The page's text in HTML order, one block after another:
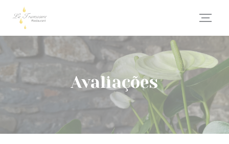
Painel de Gerenciamento de Cookies
Avaliações